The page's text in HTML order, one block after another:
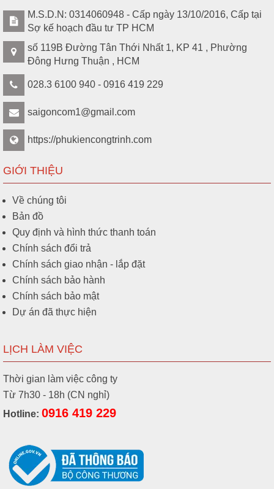
M.S.D.N: 0314060948 - Cấp ngày 13/10/2016, Cấp tại
Sợ kế hoạch đầu tư TP HCM
số 119B Đường Tân Thới Nhất 1, KP 41 , Phường
Đông Hưng Thuận , HCM
028.3 6100 940 - 0916 419 229
saigoncom1@gmail.com
https://phukiencongtrinh.com
GIỚI THIỆU
Về chúng tôi
Bản đồ
Quy định và hình thức thanh toán
Chính sách đổi trả
Chính sách giao nhận - lắp đặt
Chính sách bảo hành
Chính sách bảo mật
Dự án đã thực hiện
LỊCH LÀM VIỆC
Thời gian làm việc công ty
Từ 7h30 - 18h (CN nghỉ)
Hotline: 0916 419 229